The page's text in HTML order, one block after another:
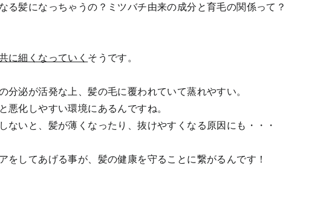
る髪になっちゃうの？ミツバチ由来の成分と育毛の関係って？
に細くなっていく そうです。
分泌が活発な上、髪の毛に覆われていて蒸れやすい。
悪化しやすい環境にあるんですね。
ないと、髪が薄くなったり、抜けやすくなる原因にも・・・
をしてあげる事が、髪の健康を守ることに繋がるんです！